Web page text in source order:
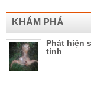
KHÁM PHÁ
Phát hiện
tinh